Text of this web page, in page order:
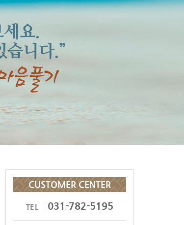
요.
습니다.”
CUSTOMER CENTER
TEL 031-782-5195